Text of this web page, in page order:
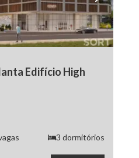
Edifício High
3 dormitórios